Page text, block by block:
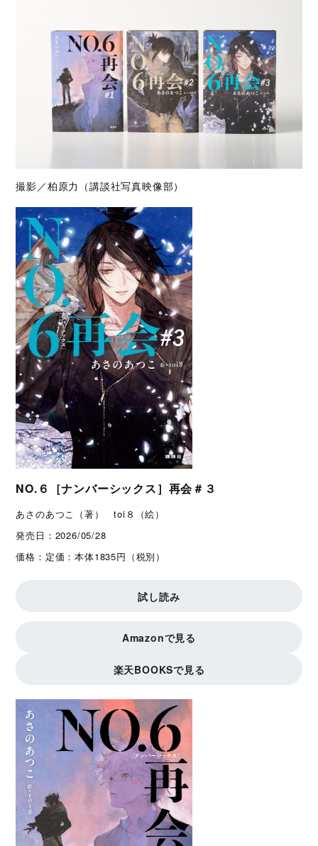
撮影／柏原力（講談社写真映像部）
NO.６［ナンバーシックス］再会＃３
あさのあつこ（著） toi８（絵）
発売日： 2026/05/28
価格： 定価：本体1835円（税別）
試し読み
Amazonで見る
楽天BOOKSで見る